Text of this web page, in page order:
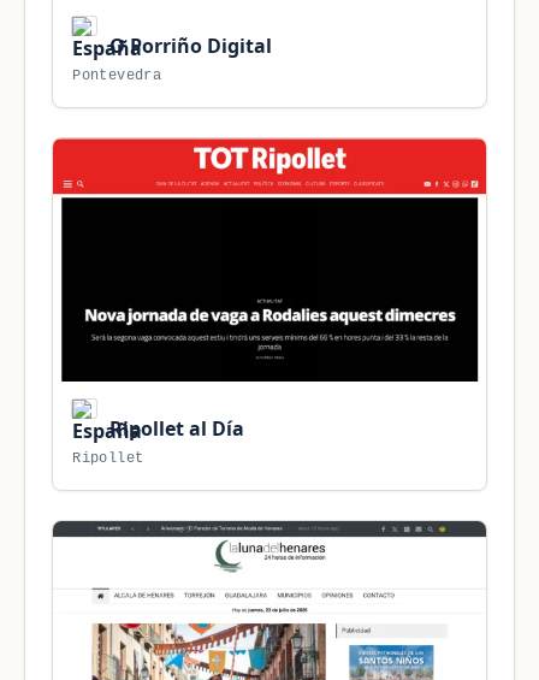
O Porriño Digital
Pontevedra
Ripollet al Día
Ripollet